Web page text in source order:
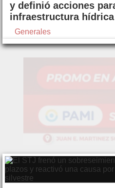
y definió acciones
infraestructura hídrica
Generales